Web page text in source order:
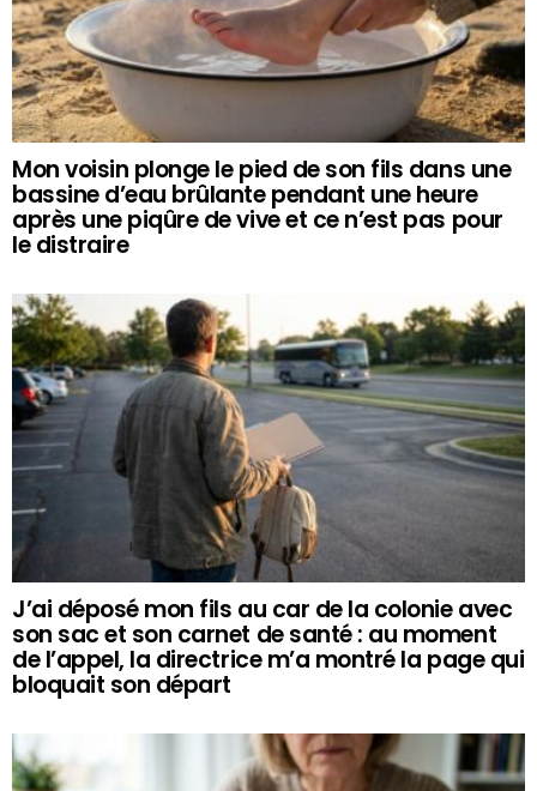
Mon voisin plonge le pied de son fils dans une
bassine d’eau brûlante pendant une heure
après une piqûre de vive et ce n’est pas pour
le distraire
J’ai déposé mon fils au car de la colonie avec
son sac et son carnet de santé : au moment
de l’appel, la directrice m’a montré la page qui
bloquait son départ